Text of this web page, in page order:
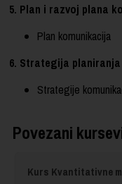
5. Plan i razvoj plana
Plan komunikacija
6. Strategija
Strategije
Povezani
Kurs Kvantitativne